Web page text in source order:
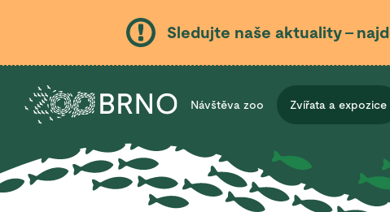
Sledujte naše aktuality –
Návštěva zoo Zvířata a expozice